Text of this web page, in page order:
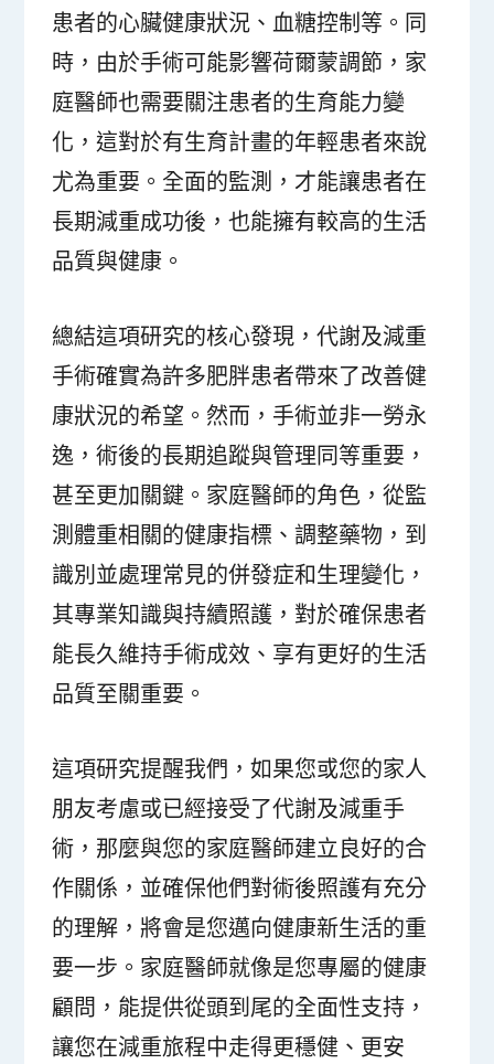
患者的心臟健康狀況、血糖控制等。同
時，由於手術可能影響荷爾蒙調節，家
庭醫師也需要關注患者的生育能力變
化，這對於有生育計畫的年輕患者來說
尤為重要。全面的監測，才能讓患者在
長期減重成功後，也能擁有較高的生活
品質與健康。
總結這項研究的核心發現，代謝及減重
手術確實為許多肥胖患者帶來了改善健
康狀況的希望。然而，手術並非一勞永
逸，術後的長期追蹤與管理同等重要，
甚至更加關鍵。家庭醫師的角色，從監
測體重相關的健康指標、調整藥物，到
識別並處理常見的併發症和生理變化，
其專業知識與持續照護，對於確保患者
能長久維持手術成效、享有更好的生活
品質至關重要。
這項研究提醒我們，如果您或您的家人
朋友考慮或已經接受了代謝及減重手
術，那麼與您的家庭醫師建立良好的合
作關係，並確保他們對術後照護有充分
的理解，將會是您邁向健康新生活的重
要一步。家庭醫師就像是您專屬的健康
顧問，能提供從頭到尾的全面性支持，
讓您在減重旅程中走得更穩健、更安